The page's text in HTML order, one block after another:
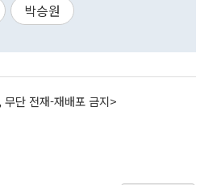
박승원
단 전재-재배포 금지>